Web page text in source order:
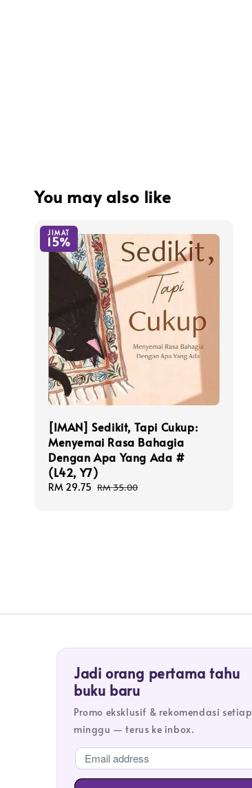
You may also like
JIMAT
15%
[IMAN] Sedikit, Tapi Cukup:
Menyemai Rasa Bahagia
Dengan Apa Yang Ada #
(L42, Y7)
Sale
RM 29.75 Regular
RM 35.00
Jadi orang pertama tahu
buku baru
Promo eksklusif & rekomendasi setiap
minggu — terus ke inbox.